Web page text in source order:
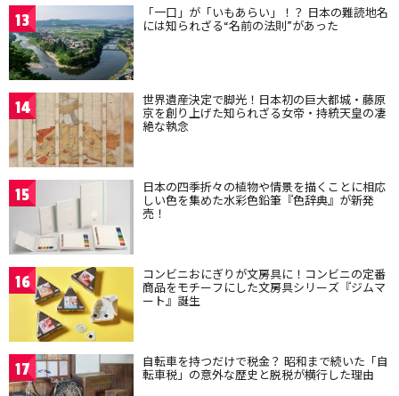
13 「一口」が「いもあらい」！？ 日本の難読地名
には知られざる“名前の法則”があった
14 世界遺産決定で脚光！日本初の巨大都城・藤原
京を創り上げた知られざる女帝・持統天皇の凄
絶な執念
15 日本の四季折々の植物や情景を描くことに相応
しい色を集めた水彩色鉛筆『色辞典』が新発
売！
16 コンビニおにぎりが文房具に！コンビニの定番
商品をモチーフにした文房具シリーズ『ジムマ
ート』誕生
17 自転車を持つだけで税金？ 昭和まで続いた「自
転車税」の意外な歴史と脱税が横行した理由